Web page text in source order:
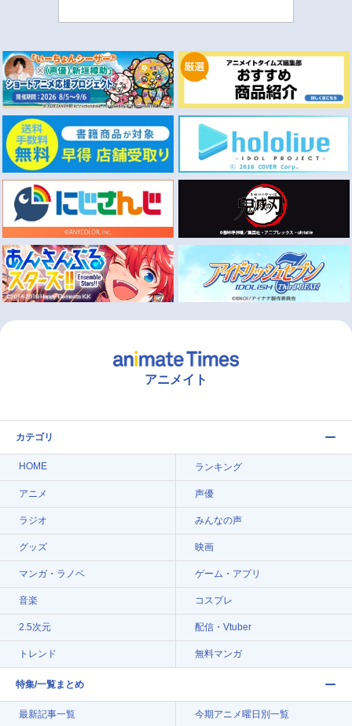
アニメイト
カテゴリ
HOME ランキング
アニメ 声優
ラジオ みんなの声
グッズ 映画
マンガ・ラノベ ゲーム・アプリ
音楽 コスプレ
2.5次元 配信・Vtuber
トレンド 無料マンガ
特集/一覧まとめ
最新記事一覧 今期アニメ曜日別一覧